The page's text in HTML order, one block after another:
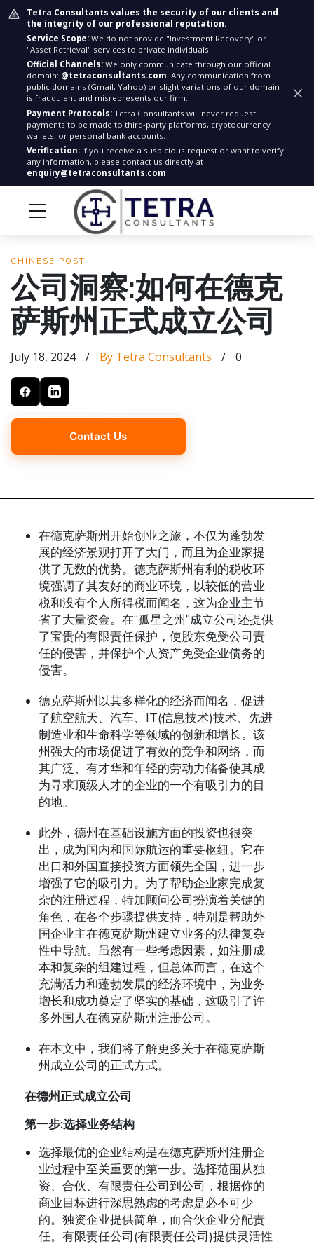
Tetra Consultants values the security of our clients and
the integrity of our professional reputation.
Service Scope: We do not provide "Investment Recovery" or
"Asset Retrieval" services to private individuals.
Official Channels: We only communicate through our official
domain: @tetraconsultants.com. Any communication from
public domains (Gmail, Yahoo) or slight variations of our domain
is fraudulent and misrepresents our firm.
Payment Protocols: Tetra Consultants will never request
payments to be made to third-party platforms, cryptocurrency
wallets, or personal bank accounts.
Verification: If you receive a suspicious request or want to verify
any information, please contact us directly at
enquiry@tetraconsultants.com
CHINESE POST
公司洞察:如何在德克
萨斯州正式成立公司
July 18, 2024 / By Tetra Consultants / 0
Contact Us
在德克萨斯州开始创业之旅，不仅为蓬勃发
展的经济景观打开了大门，而且为企业家提
供了无数的优势。德克萨斯州有利的税收环
境强调了其友好的商业环境，以较低的营业
税和没有个人所得税而闻名，这为企业主节
省了大量资金。在“孤星之州”成立公司还提供
了宝贵的有限责任保护，使股东免受公司责
任的侵害，并保护个人资产免受企业债务的
侵害。
德克萨斯州以其多样化的经济而闻名，促进
了航空航天、汽车、IT(信息技术)技术、先进
制造业和生命科学等领域的创新和增长。该
州强大的市场促进了有效的竞争和网络，而
其广泛、有才华和年轻的劳动力储备使其成
为寻求顶级人才的企业的一个有吸引力的目
的地。
此外，德州在基础设施方面的投资也很突
出，成为国内和国际航运的重要枢纽。它在
出口和外国直接投资方面领先全国，进一步
增强了它的吸引力。为了帮助企业家完成复
杂的注册过程，特加顾问公司扮演着关键的
角色，在各个步骤提供支持，特别是帮助外
国企业主在德克萨斯州建立业务的法律复杂
性中导航。虽然有一些考虑因素，如注册成
本和复杂的组建过程，但总体而言，在这个
充满活力和蓬勃发展的经济环境中，为业务
增长和成功奠定了坚实的基础，这吸引了许
多外国人在德克萨斯州注册公司。
在本文中，我们将了解更多关于在德克萨斯
州成立公司的正式方式。
在德州正式成立公司
第一步:选择业务结构
选择最优的企业结构是在德克萨斯州注册企
业过程中至关重要的第一步。选择范围从独
资、合伙、有限责任公司到公司，根据你的
商业目标进行深思熟虑的考虑是必不可少
的。独资企业提供简单，而合伙企业分配责
任。有限责任公司(有限责任公司)提供灵活性